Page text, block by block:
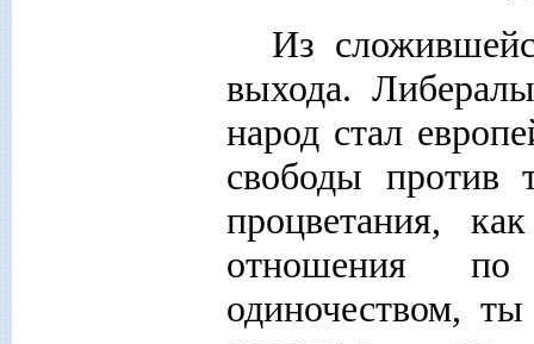
Из
выхода.
народ стал
свободы
процветания,
отношения по
одиночеством,